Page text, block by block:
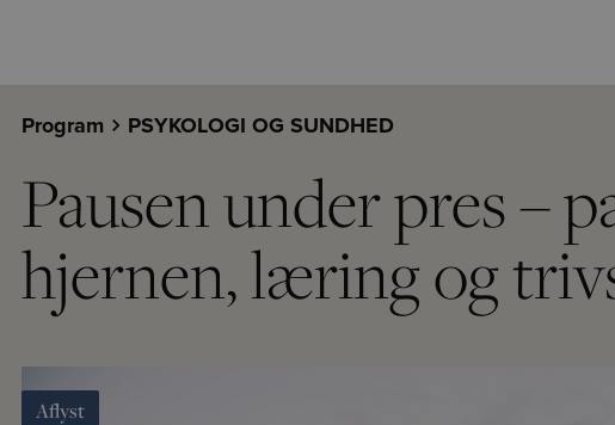
Program PSYKOLOGI OG SUNDHED
Pausen under pres –
hjernen, læring og
Aflyst